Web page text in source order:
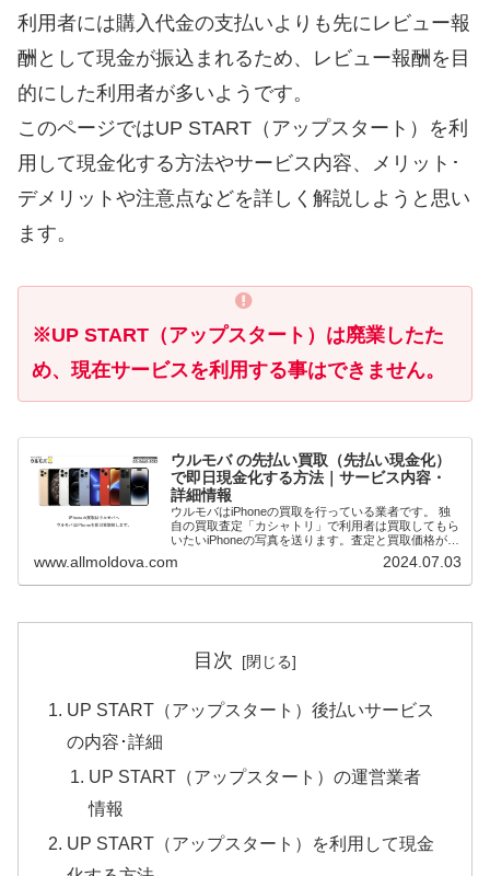
利用者には購入代金の支払いよりも先にレビュー報
酬として現金が振込まれるため、レビュー報酬を目
的にした利用者が多いようです。
このページではUP START（アップスタート）を利
用して現金化する方法やサービス内容、メリット･
デメリットや注意点などを詳しく解説しようと思い
ます。
※UP START（アップスタート）は廃業したた
め、現在サービスを利用する事はできません。
ウルモバ の先払い買取（先払い現金化）
で即日現金化する方法｜サービス内容・
詳細情報
ウルモバはiPhoneの買取を行っている業者です。 独
自の買取査定「カシャトリ」で利用者は買取してもら
いたいiPhoneの写真を送ります。査定と買取価格が確
定次第先払いで現金買取してもらうことで即日現金化
（最短20分）が可能です。 本記事で...
www.allmoldova.com 2024.07.03
目次
UP START（アップスタート）後払いサービス
の内容･詳細
UP START（アップスタート）の運営業者
情報
UP START（アップスタート）を利用して現金